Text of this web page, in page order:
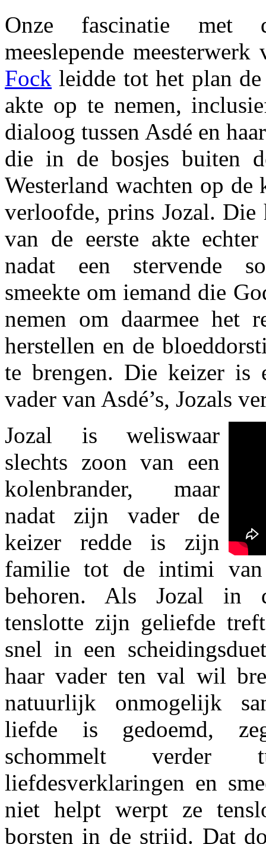
Onze fascinatie met
meeslepende
Fock leidde tot het plan
akte op te nemen,
dialoog tussen Asdé en
die in de bosjes buiten
Westerland wachten op de
verloofde, prins Jozal. Die
van de eerste akte
nadat een stervende
smeekte om iemand die
nemen om daarmee het
herstellen en de
te brengen. Die keizer is
vader van Asdé’s, Jozals
Jozal is weliswaar
slechts zoon van een
kolenbrander, maar
nadat zijn vader de
keizer redde is zijn
familie tot de intimi van
behoren. Als Jozal in
tenslotte zijn geliefde
snel in een
haar vader ten val wil
natuurlijk onmogelijk
liefde is gedoemd,
schommelt verder
liefdesverklaringen en
niet helpt werpt ze
borsten in de strijd. Dat